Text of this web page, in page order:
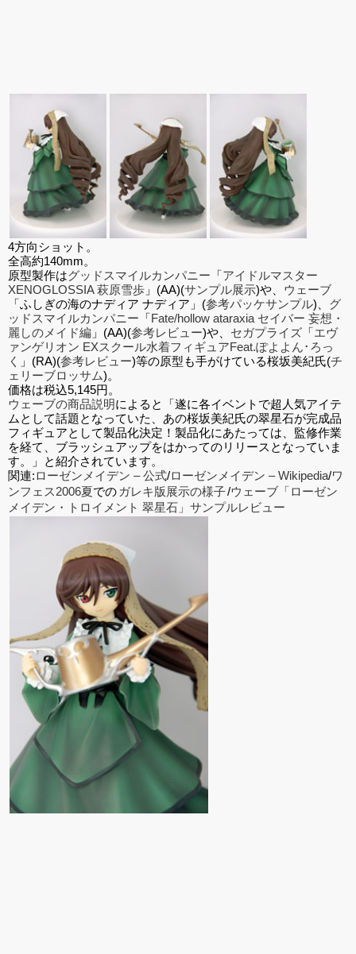
4方向ショット。
全高約140mm。
原型製作はグッドスマイルカンパニー 「アイドルマスター
XENOGLOSSIA 萩原雪歩 」(AA)(サンプル展示)や、 ウェーブ
「ふしぎの海のナディア ナディア」(参考パッケサンプル)、 グ
ッドスマイルカンパニー 「Fate/hollow ataraxia セイバー 妄想・
麗しのメイド編 」(AA)(参考レビュー)や、 セガプライズ 「エヴ
ァンゲリオン EXスクール水着フィギュアFeat.ぽよよん･ろっ
く 」(RA)(参考レビュー)等の原型も手がけている桜坂美紀氏(チ
ェリーブロッサム)。
価格は税込5,145円。
ウェーブの商品説明によると「遂に各イベントで超人気アイテ
ムとして話題となっていた、あの桜坂美紀氏の翠星石が完成品
フィギュアとして製品化決定！製品化にあたっては、監修作業
を経て、ブラッシュアップをはかってのリリースとなっていま
す。」と紹介されています。
関連:ローゼンメイデン – 公式/ローゼンメイデン – Wikipedia/ワ
ンフェス2006夏での ガレキ版展示の様子/ウェーブ「ローゼン
メイデン・トロイメント 翠星石」サンプルレビュー